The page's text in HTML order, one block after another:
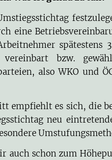
eine
vereinbart bzw.
also WKO und
empfiehlt es sich, die
neu
auch schon zum